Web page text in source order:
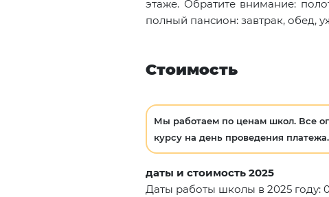
этаже. Обратите внимание:
полный пансион: завтрак, обед,
Стоимость
Мы работаем по ценам школ. Все
курсу на день проведения
даты и стоимость 2025
Даты работы школы в 2025 году: